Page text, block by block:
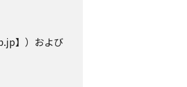
】）および